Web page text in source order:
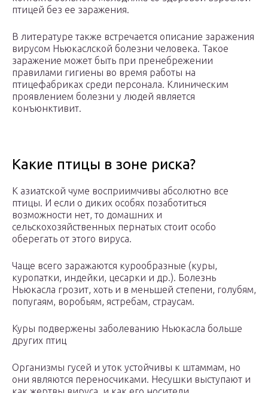
птицей без ее заражения.
В литературе также встречается описание заражения
вирусом Ньюкаслской болезни человека. Такое
заражение может быть при пренебрежении
правилами гигиены во время работы на
птицефабриках среди персонала. Клиническим
проявлением болезни у людей является
конъюнктивит.
Какие птицы в зоне риска?
К азиатской чуме восприимчивы абсолютно все
птицы. И если о диких особях позаботиться
возможности нет, то домашних и
сельскохозяйственных пернатых стоит особо
оберегать от этого вируса.
Чаще всего заражаются курообразные (куры,
куропатки, индейки, цесарки и др.). Болезнь
Ньюкасла грозит, хоть и в меньшей степени, голубям,
попугаям, воробьям, ястребам, страусам.
Куры подвержены заболеванию Ньюкасла больше
других птиц
Организмы гусей и уток устойчивы к штаммам, но
они являются переносчиками. Несушки выступают и